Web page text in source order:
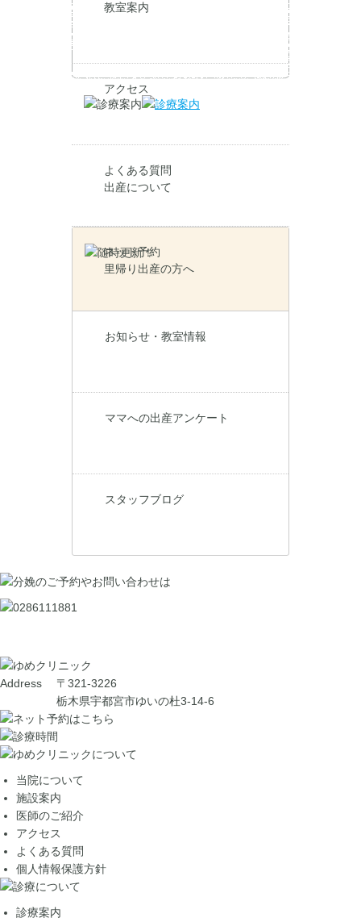
教室案内
アクセス
よくある質問
ネット予約
出産について
里帰り出産の方へ
お知らせ・教室情報
ママへの出産アンケート
スタッフブログ
Address
〒321-3226
栃木県宇都宮市ゆいの杜3-14-6
当院について
施設案内
医師のご紹介
アクセス
よくある質問
個人情報保護方針
診療案内